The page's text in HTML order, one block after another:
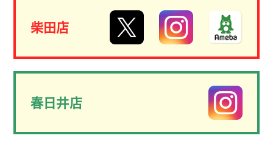
柴田店
春日井店